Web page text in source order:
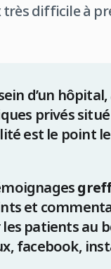
difficile à
d’un
privés
est le point
et
patients au
facebook,